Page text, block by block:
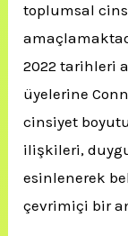
toplumsal
2022 tarihleri
üyelerine
cinsiyet
ilişkileri,
esinlenerek
çevrimiçi bir